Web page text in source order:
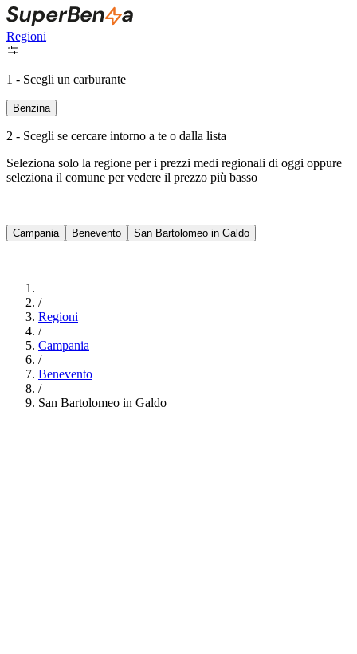
Regioni
1 - Scegli un carburante
Benzina
2 - Scegli se cercare intorno a te o dalla lista
Seleziona solo la regione per i prezzi medi regionali di oggi oppure
seleziona il comune per vedere il prezzo più basso
Campania Benevento San Bartolomeo in Galdo
/
Regioni
/
Campania
/
Benevento
/
San Bartolomeo in Galdo